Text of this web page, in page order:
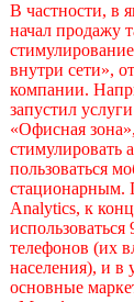
В частности, в
начал продажу
внутри сети»,
компании.
запустил
«Офисная
стимулировать
пользоваться
стационарным.
Analytics, к
телефонов (их
населения), и в
основные